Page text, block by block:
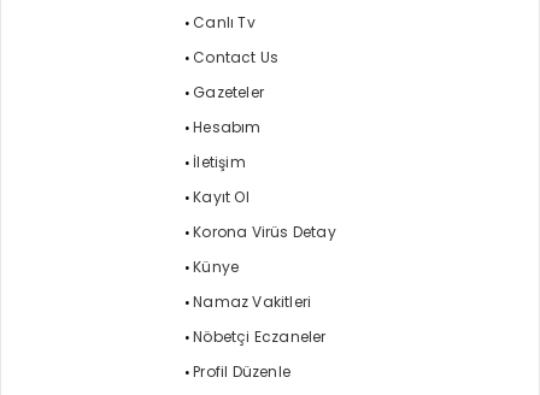
Canlı Tv
Contact Us
Gazeteler
Hesabım
İletişim
Kayıt Ol
Korona Virüs Detay
Künye
Namaz Vakitleri
Nöbetçi Eczaneler
Profil Düzenle